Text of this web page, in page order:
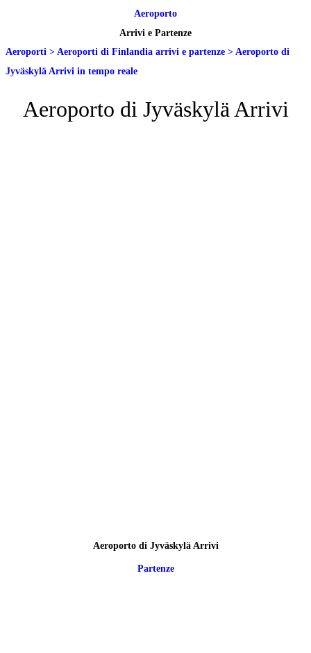
Aeroporto
Arrivi e Partenze
Aeroporti > Aeroporti di Finlandia arrivi e partenze > Aeroporto di
Jyväskylä Arrivi in tempo reale
Aeroporto di Jyväskylä Arrivi
Aeroporto di Jyväskylä Arrivi
Partenze